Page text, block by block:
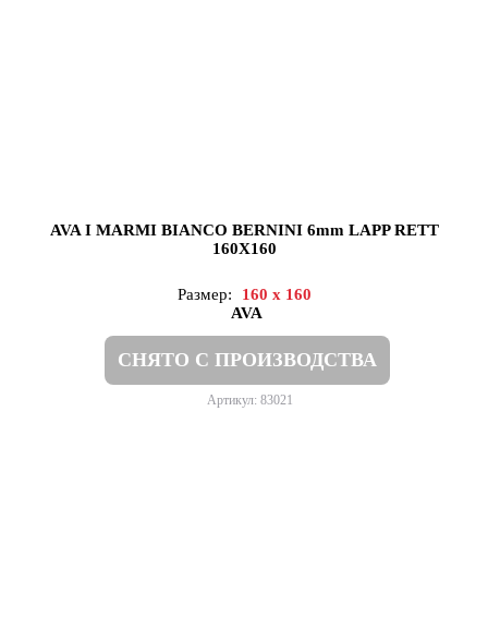
AVA I MARMI BIANCO BERNINI 6mm LAPP RETT
160X160
Размер:
160 x 160
AVA
СНЯТО С ПРОИЗВОДСТВА
Артикул: 83021